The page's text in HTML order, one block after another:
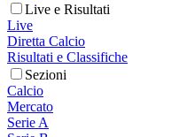
Live e Risultati
Live
Diretta Calcio
Risultati e Classifiche
Sezioni
Calcio
Mercato
Serie A